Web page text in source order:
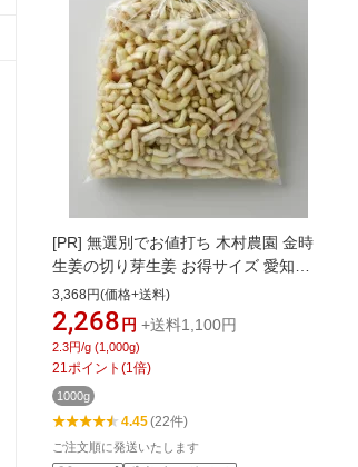
[PR] 無選別でお値打ち 木村農園 金時
生姜の切り芽生姜 お得サイズ 愛知県
産金時生姜 無農薬 佃煮、野菜や魚介
類とのかき揚げ、しょうゆ漬けなどお
召し上がりかたいろいろ。1kg 国産 生
姜 【1袋まで】
3,368円(価格+送料)
2,268 円 +送料1,100円
2.3円/g (1,000g)
21ポイント (1倍)
1000g
4.45(22件)
ご注文順に発送いたします